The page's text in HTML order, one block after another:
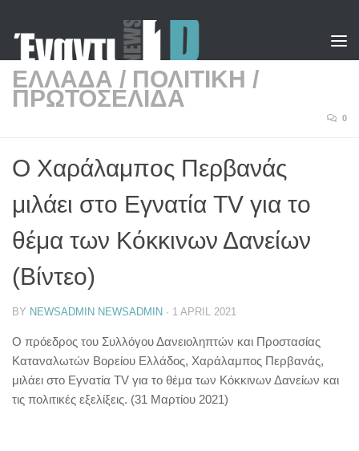
ΕΛΛΑΔΑ / ΠΟΛΙΤΙΚΗ /
ΠΡΩΤΟΣΕΛΙΔΑ
0
Ο Χαράλαμπος Περβανάς
μιλάει στο Εγνατία TV για το
θέμα των Κόκκινων Δανείων
(Βίντεο)
BY NEWSADMIN NEWSADMIN · 1 APRIL 2021
Ο πρόεδρος του Συλλόγου Δανειοληπτών και Προστασίας
Καταναλωτών Βορείου Ελλάδος, Χαράλαμπος Περβανάς,
μιλάει στο Εγνατία TV για το θέμα των Κόκκινων Δανείων και
τις πολιτικές εξελίξεις. (31 Μαρτίου 2021)